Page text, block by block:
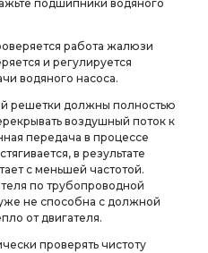
подшипники водяного
работа жалюзи
и регулируется
водяного насоса.
решетки должны полностью
воздушный поток к
передача в процессе
в результате
с меньшей частотой.
по трубопроводной
не способна с должной
от двигателя.
проверять чистоту